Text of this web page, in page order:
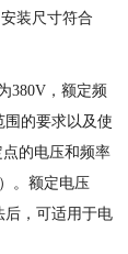
装尺寸符合
380V ，额定频
围的要求以及使
的电压和频率
。额定电压
后，可适用于电